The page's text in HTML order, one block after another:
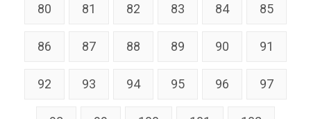
80 81 82 83 84 85
86 87 88 89 90 91
92 93 94 95 96 97